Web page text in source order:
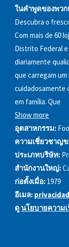
ในคำพูดของพวก
Descubra o
Com mais de 60
Distrito Federal
diariamente
que carregam
cuidadosamente
em família. Que
Show more
อุตสาหกรรม:
ความเชี่ยวชาญ
ประเภทบริษัท:
สำนักงานใหญ่:
ก่อตั้งเมื่อ: 1979
อีเมล:
ดูนโยบายความ